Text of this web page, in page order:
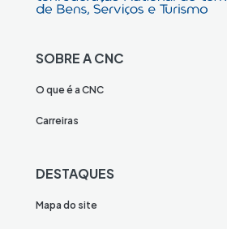
SOBRE A CNC
O que é a CNC
Carreiras
DESTAQUES
Mapa do site